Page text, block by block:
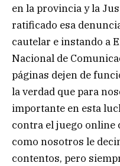
en la provincia y la
ratificado esa
cautelar e instando a
Nacional de
páginas dejen de
la verdad que para
importante en esta
contra el juego online
como nosotros le
contentos, pero